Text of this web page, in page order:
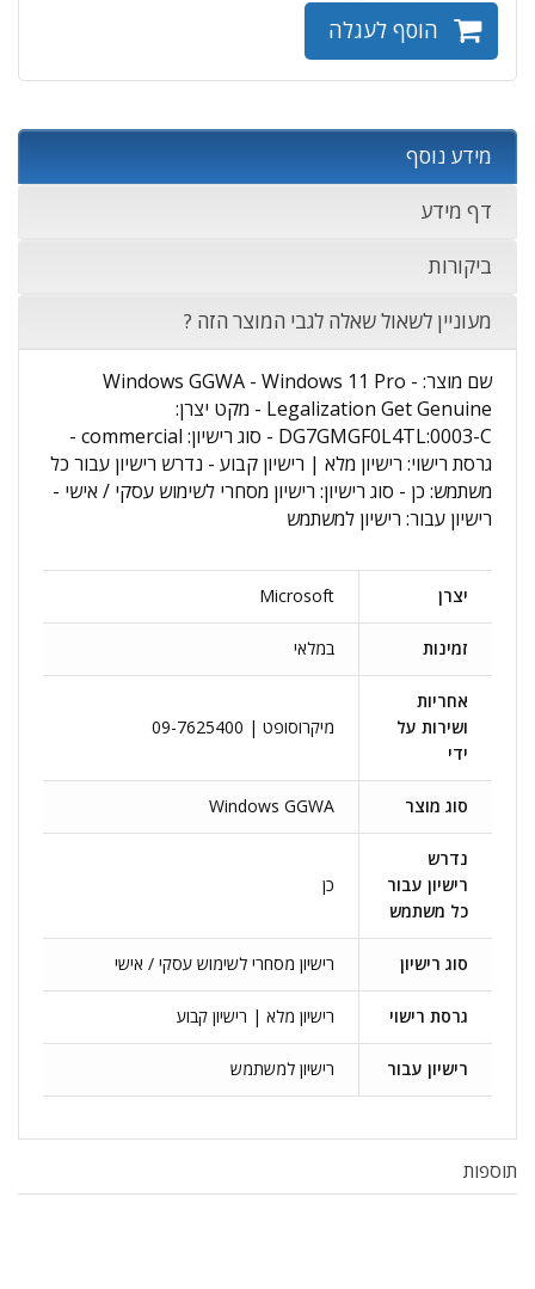
הוסף לעגלה
מידע נוסף
דף מידע
ביקורות
מעוניין לשאול שאלה לגבי המוצר הזה ?
שם מוצר: Windows GGWA - Windows 11 Pro -
Legalization Get Genuine - מקט יצרן:
DG7GMGF0L4TL:0003-C - סוג רישיון: commercial -
גרסת רישוי: רישיון מלא | רישיון קבוע - נדרש רישיון עבור כל
משתמש: כן - סוג רישיון: רישיון מסחרי לשימוש עסקי / אישי -
רישיון עבור: רישיון למשתמש
יצרן Microsoft
זמינות במלאי
אחריות
ושירות על
ידי
מיקרוסופט | 09-7625400
סוג מוצר Windows GGWA
נדרש
רישיון עבור
כל משתמש
כן
סוג רישיון רישיון מסחרי לשימוש עסקי / אישי
גרסת רישוי רישיון מלא | רישיון קבוע
רישיון עבור רישיון למשתמש
תוספות